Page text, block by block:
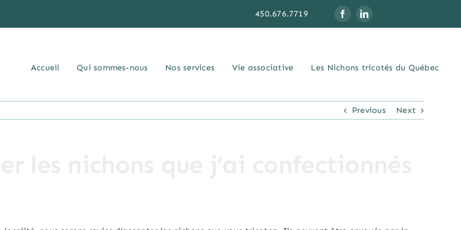
450.676.7719
Accueil Qui sommes-nous Nos services Vie associative Les Nichons tricotés du Québec
Previous Next